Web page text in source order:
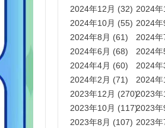
2024年12月 (32) 2024
2024年10月 (55) 2024
2024年8月 (61)
2024
2024年6月 (68)
2024
2024年4月 (60)
2024
2024年2月 (71)
2024
2023年12月 (270)2023
2023年10月 (117)2023
2023年8月 (107) 2023